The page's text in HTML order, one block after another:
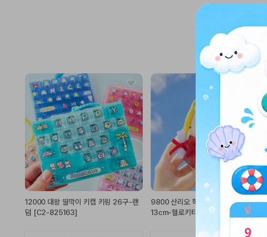
12000 대왕 딸깍이 키캡 키링 26구-랜
덤 [C2-825163]
9800 산리오 학사모 봉제인형 가방고리
13cm-헬로키티 [B2-083173]